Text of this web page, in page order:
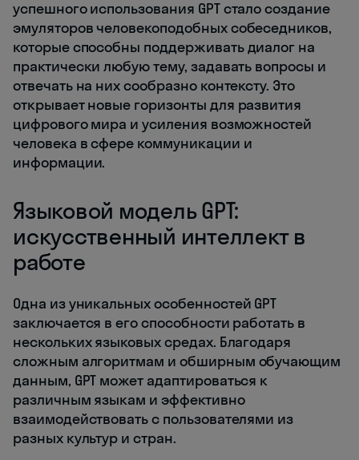
успешного использования GPT стало создание
эмуляторов человекоподобных собеседников,
которые способны поддерживать диалог на
практически любую тему, задавать вопросы и
отвечать на них сообразно контексту. Это
открывает новые горизонты для развития
цифрового мира и усиления возможностей
человека в сфере коммуникации и
информации.
Языковой модель GPT:
искусственный интеллект в
работе
Одна из уникальных особенностей GPT
заключается в его способности работать в
нескольких языковых средах. Благодаря
сложным алгоритмам и обширным обучающим
данным, GPT может адаптироваться к
различным языкам и эффективно
взаимодействовать с пользователями из
разных культур и стран.